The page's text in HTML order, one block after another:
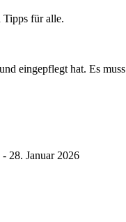
Tipps für alle.
eingepflegt hat. Es muss
- 28. Januar 2026